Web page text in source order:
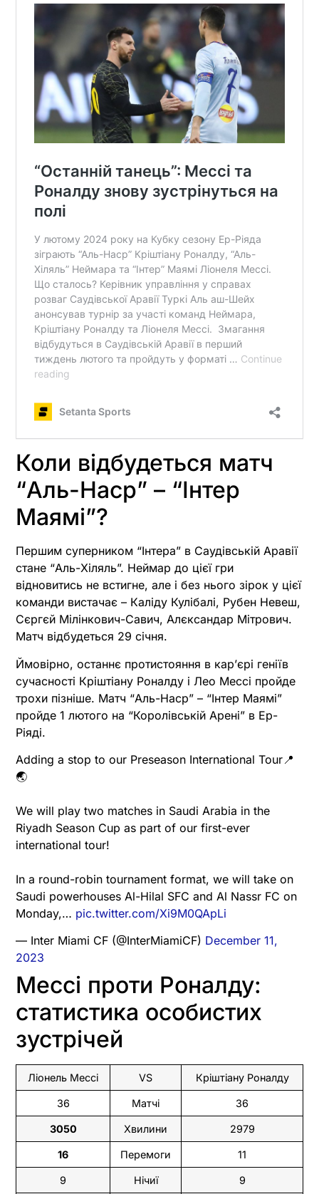
Коли відбудеться матч
“Аль-Наср” – “Інтер
Маямі”?
Першим суперником “Інтера” в Саудівській Аравії
стане “Аль-Хіляль”. Неймар до цієї гри
відновитись не встигне, але і без нього зірок у цієї
команди вистачає – Каліду Кулібалі, Рубен Невеш,
Сєргєй Мілінкович-Савич, Алєксандар Мітрович.
Матч відбудеться 29 січня.
Ймовірно, останнє протистояння в карʼєрі геніїв
сучасності Кріштіану Роналду і Лео Мессі пройде
трохи пізніше. Матч “Аль-Наср” – “Інтер Маямі”
пройде 1 лютого на “Королівській Арені” в Ер-
Ріяді.
Adding a stop to our Preseason International Tour📍
🌏
We will play two matches in Saudi Arabia in the
Riyadh Season Cup as part of our first-ever
international tour!
In a round-robin tournament format, we will take on
Saudi powerhouses Al-Hilal SFC and Al Nassr FC on
Monday,… pic.twitter.com/Xi9M0QApLi
— Inter Miami CF (@InterMiamiCF) December 11,
2023
Мессі проти Роналду:
статистика особистих
зустрічей
Ліонель Мессі VS Кріштіану Роналду
36 Матчі 36
3050 Хвилини 2979
16 Перемоги 11
9 Нічиї 9